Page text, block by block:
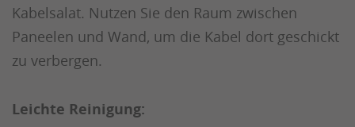
Kabelsalat. Nutzen Sie den Raum zwischen
Paneelen und Wand, um die Kabel dort geschickt
zu verbergen.
Leichte Reinigung: